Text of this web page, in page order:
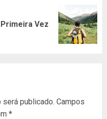
Vez
será publicado. Campos
*